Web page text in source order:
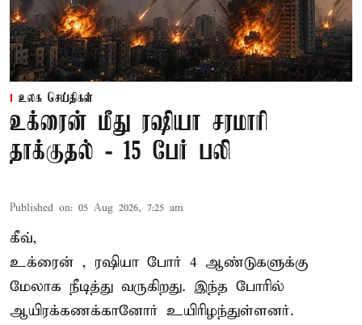
உலக செய்திகள்
உக்ரைன் மீது ரஷியா சரமாரி
தாக்குதல் - 15 பேர் பலி
Published on: 05 Aug 2026, 7:25 am
கீவ்,
உக்ரைன் , ரஷியா போர் 4 ஆண்டுகளுக்கு
மேலாக நீடித்து வருகிறது. இந்த போரில்
ஆயிரக்கணக்கானோர் உயிரிழந்துள்ளனர்.